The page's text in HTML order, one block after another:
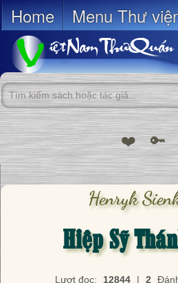
Home Menu Thư
❤️ 🔑
Henryk
Hiệp Sỹ
Lượt đọc: 12844 | 2